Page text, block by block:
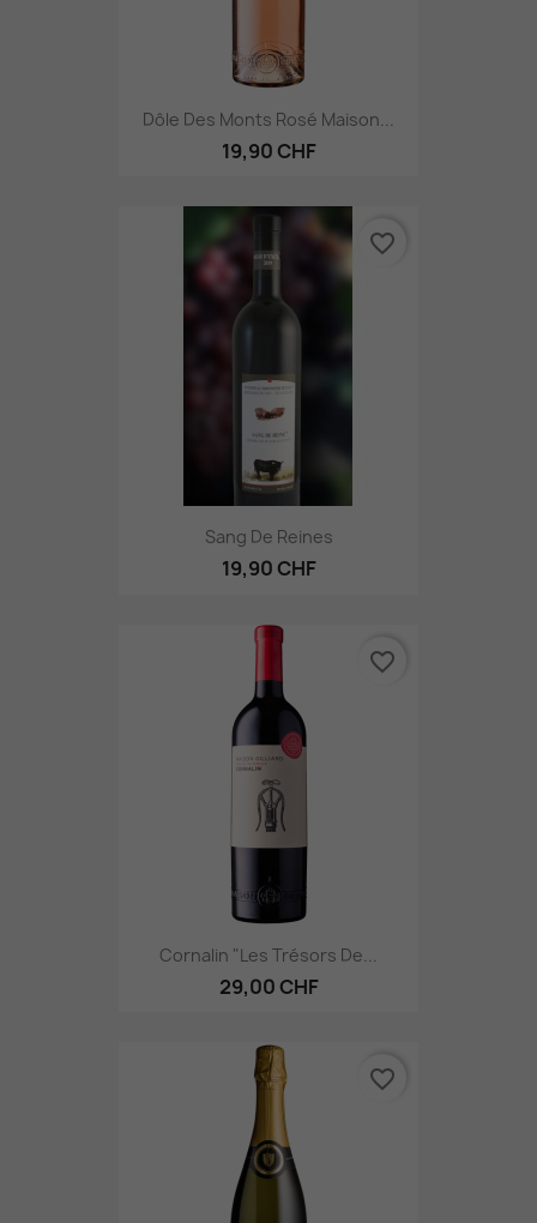
Dôle Des Monts Rosé Maison...
19,90 CHF
Sang De Reines
19,90 CHF
favorite_border
Cornalin "Les Trésors De...
29,00 CHF
favorite_border
favorite_border